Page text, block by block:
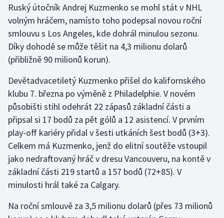
Ruský útočník Andrej Kuzmenko se mohl stát v NHL
volným hráčem, namísto toho podepsal novou roční
smlouvu s Los Angeles, kde dohrál minulou sezonu.
Díky dohodě se může těšit na 4,3 milionu dolarů
(přibližně 90 milionů korun).
Devětadvacetiletý Kuzmenko přišel do kalifornského
klubu 7. března po výměně z Philadelphie. V novém
působišti stihl odehrát 22 zápasů základní části a
připsal si 17 bodů za pět gólů a 12 asistencí. V prvním
play-off kariéry přidal v šesti utkáních šest bodů (3+3).
Celkem má Kuzmenko, jenž do elitní soutěže vstoupil
jako nedraftovaný hráč v dresu Vancouveru, na kontě v
základní části 219 startů a 157 bodů (72+85). V
minulosti hrál také za Calgary.
Na roční smlouvě za 3,5 milionu dolarů (přes 73 milionů